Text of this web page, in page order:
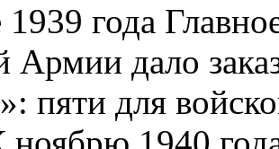
года
Армии дало
пяти для